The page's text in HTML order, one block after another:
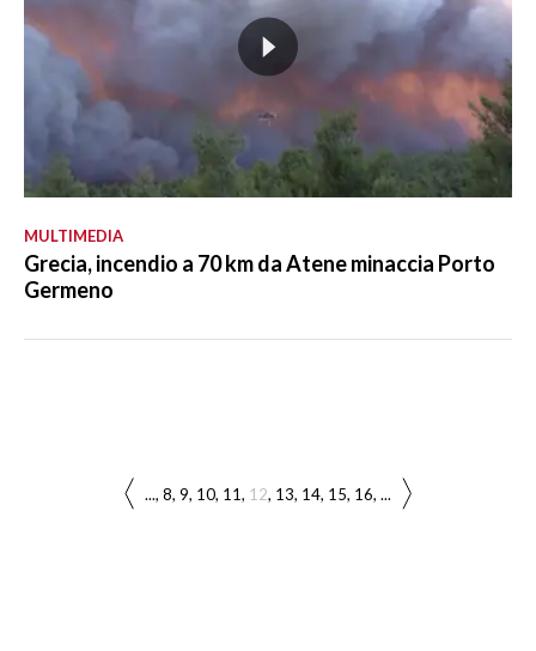
MULTIMEDIA
Grecia, incendio a 70 km da Atene minaccia Porto
Germeno
... 8 9 10 11 12 13 14 15 16 ...